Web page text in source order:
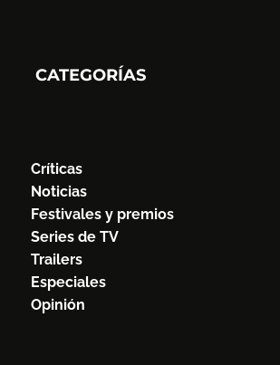
CATEGORÍAS
Críticas
Noticias
Festivales y premios
Series de TV
Trailers
Especiales
Opinión